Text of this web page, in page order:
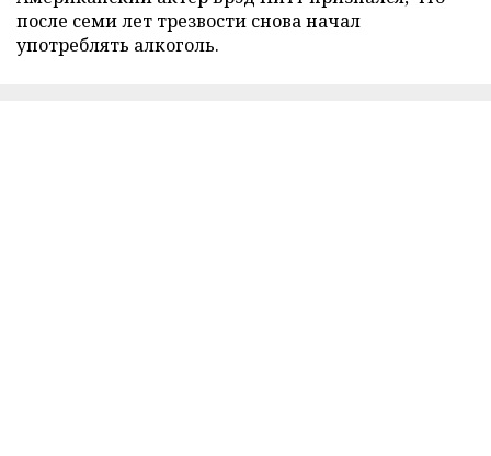
после семи лет трезвости снова начал
употреблять алкоголь.